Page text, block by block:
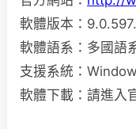
軟體版本：
軟體語系：多國語
支援系統：
軟體下載：請進入